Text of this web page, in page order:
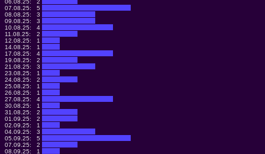
06.08.25:
2
07.08.25:
5
08.08.25:
3
09.08.25:
3
10.08.25:
4
11.08.25:
2
12.08.25:
1
14.08.25:
1
17.08.25:
4
19.08.25:
2
21.08.25:
3
23.08.25:
1
24.08.25:
2
25.08.25:
1
26.08.25:
1
27.08.25:
4
30.08.25:
1
31.08.25:
2
01.09.25:
2
02.09.25:
1
04.09.25:
3
05.09.25:
5
07.09.25:
2
08.09.25:
1